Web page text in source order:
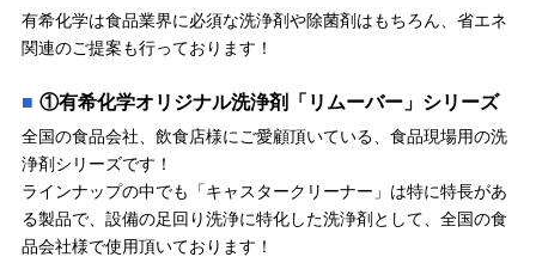
有希化学は食品業界に必須な洗浄剤や除菌剤はもちろん、省エネ
関連のご提案も行っております！
①有希化学オリジナル洗浄剤「リムーバー」シリーズ
全国の食品会社、飲食店様にご愛顧頂いている、食品現場用の洗
浄剤シリーズです！
ラインナップの中でも「キャスタークリーナー」は特に特長があ
る製品で、設備の足回り洗浄に特化した洗浄剤として、全国の食
品会社様で使用頂いております！